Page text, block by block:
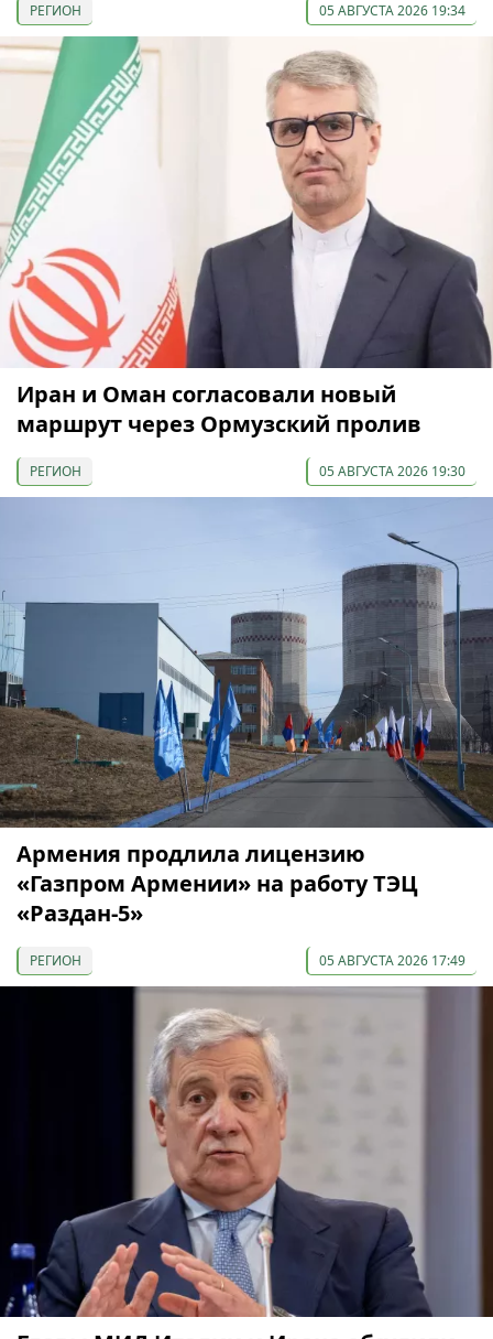
РЕГИОН 05 АВГУСТА 2026 19:34
Иран и Оман согласовали новый
маршрут через Ормузский пролив
РЕГИОН 05 АВГУСТА 2026 19:30
Армения продлила лицензию
«Газпром Армении» на работу ТЭЦ
«Раздан-5»
РЕГИОН 05 АВГУСТА 2026 17:49